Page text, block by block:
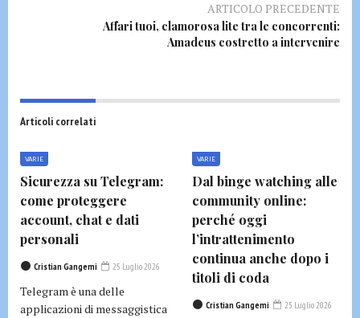
ARTICOLO PRECEDENTE
Affari tuoi, clamorosa lite tra le concorrenti:
Amadeus costretto a intervenire
Articoli correlati
VARIE
Sicurezza su Telegram:
come proteggere
account, chat e dati
personali
Cristian Gangemi 25 Luglio 2026
Telegram è una delle
applicazioni di messaggistica
VARIE
Dal binge watching alle
community online:
perché oggi
l’intrattenimento
continua anche dopo i
titoli di coda
Cristian Gangemi 25 Luglio 2026